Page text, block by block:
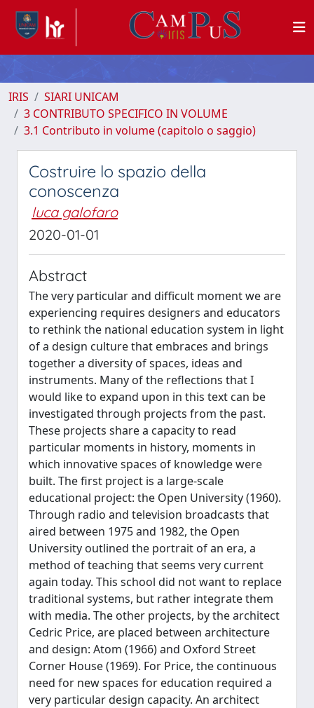
IRIS
SIARI UNICAM
3 CONTRIBUTO SPECIFICO IN VOLUME
3.1 Contributo in volume (capitolo o saggio)
Costruire lo spazio della
conoscenza
luca galofaro
2020-01-01
Abstract
The very particular and difficult moment we are
experiencing requires designers and educators
to rethink the national education system in light
of a design culture that embraces and brings
together a diversity of spaces, ideas and
instruments. Many of the reflections that I
would like to expand upon in this text can be
investigated through projects from the past.
These projects share a capacity to read
particular moments in history, moments in
which innovative spaces of knowledge were
built. The first project is a large-scale
educational project: the Open University (1960).
Through radio and television broadcasts that
aired between 1975 and 1982, the Open
University outlined the portrait of an era, a
method of teaching that seems very current
again today. This school did not want to replace
traditional systems, but rather integrate them
with media. The other projects, by the architect
Cedric Price, are placed between architecture
and design: Atom (1966) and Oxford Street
Corner House (1969). For Price, the continuous
need for new spaces for education required a
very particular design capacity. An architect